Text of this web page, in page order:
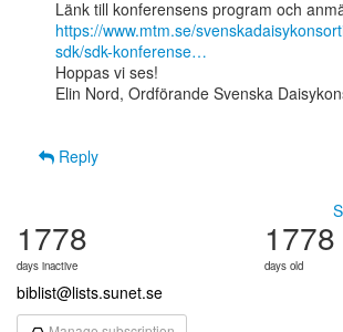
https://www.mtm.se/
sdk/sdk-konferense…
Hoppas vi ses!
Elin Nord, Ordförande Svenska
Reply
1778
days inactive
1778
days old
biblist@lists.sunet.se